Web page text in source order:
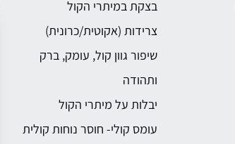
בצקת במיתרי הקול
צרידות (אקוטית/כרונית)
שיפור גוון קול, עומק, ברק
ותהודה
יבלות על מיתרי הקול
עומס קולי- חוסר נוחות קולית